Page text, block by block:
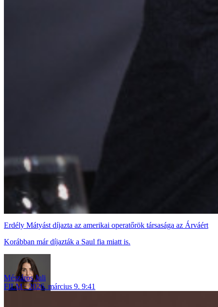
Erdély Mátyást díjazta az amerikai operatőrök társasága az Árváért
Korábban már díjazták a Saul fia miatt is.
Mészáros Juli
FILM
2026. március 9. 9:41